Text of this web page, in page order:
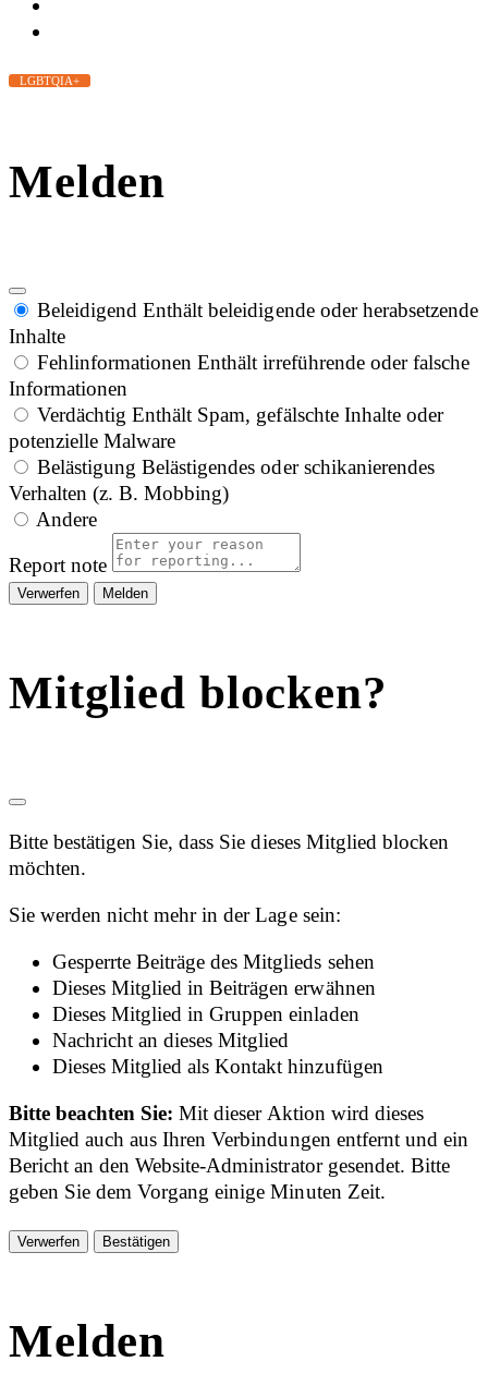
LGBTQIA+
Melden
Beleidigend Enthält beleidigende oder herabsetzende
Inhalte
Fehlinformationen Enthält irreführende oder falsche
Informationen
Verdächtig Enthält Spam, gefälschte Inhalte oder
potenzielle Malware
Belästigung Belästigendes oder schikanierendes
Verhalten (z. B. Mobbing)
Andere
Report note
Melden
Mitglied blocken?
Bitte bestätigen Sie, dass Sie dieses Mitglied blocken
möchten.
Sie werden nicht mehr in der Lage sein:
Gesperrte Beiträge des Mitglieds sehen
Dieses Mitglied in Beiträgen erwähnen
Dieses Mitglied in Gruppen einladen
Nachricht an dieses Mitglied
Dieses Mitglied als Kontakt hinzufügen
Bitte beachten Sie:Mit dieser Aktion wird dieses
Mitglied auch aus Ihren Verbindungen entfernt und ein
Bericht an den Website-Administrator gesendet. Bitte
geben Sie dem Vorgang einige Minuten Zeit.
Bestätigen
Melden